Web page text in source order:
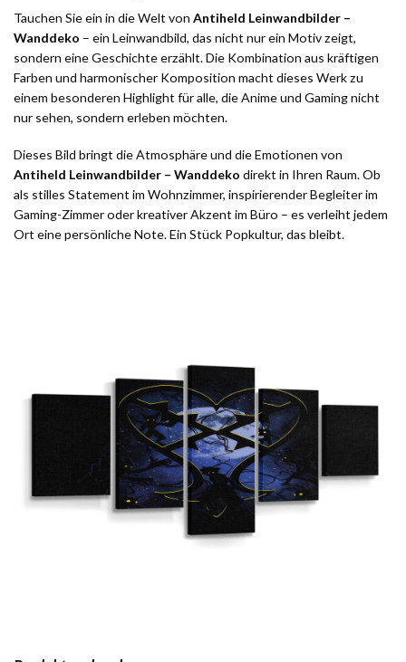
Tauchen Sie ein in die Welt von Antiheld Leinwandbilder –
Wanddeko – ein Leinwandbild, das nicht nur ein Motiv zeigt,
sondern eine Geschichte erzählt. Die Kombination aus kräftigen
Farben und harmonischer Komposition macht dieses Werk zu
einem besonderen Highlight für alle, die Anime und Gaming nicht
nur sehen, sondern erleben möchten.
Dieses Bild bringt die Atmosphäre und die Emotionen von
Antiheld Leinwandbilder – Wanddeko direkt in Ihren Raum. Ob
als stilles Statement im Wohnzimmer, inspirierender Begleiter im
Gaming-Zimmer oder kreativer Akzent im Büro – es verleiht jedem
Ort eine persönliche Note. Ein Stück Popkultur, das bleibt.